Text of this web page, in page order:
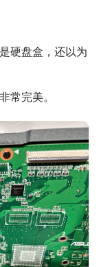
硬盘盒，还以为
常完美。